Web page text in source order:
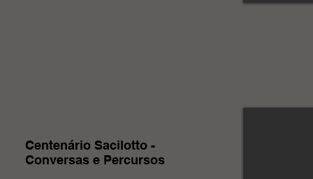
Centenário Sacilotto -
Conversas e Percursos